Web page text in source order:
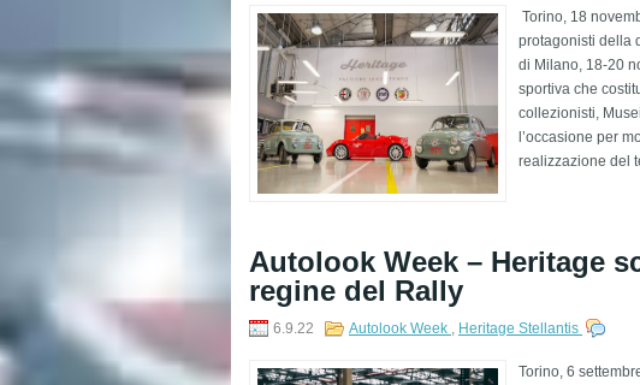
Torino, 18
protagonisti della
di Milano, 18-20
sportiva che
collezionisti,
l’occasione per
realizzazione del
Autolook Week – Heritage
regine del Rally
6.9.22 Autolook Week Heritage Stellantis
Torino, 6